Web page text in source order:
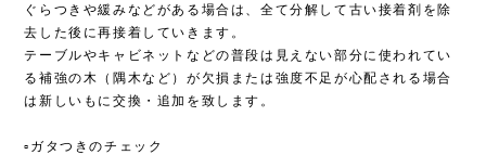
ぐらつきや緩みなどがある場合は、全て分解して古い接着剤を除
去した後に再接着していきます。
テーブルやキャビネットなどの普段は見えない部分に使われてい
る補強の木（隅木など）が欠損または強度不足が心配される場合
は新しいもに交換・追加を致します。
▫︎ガタつきのチェック